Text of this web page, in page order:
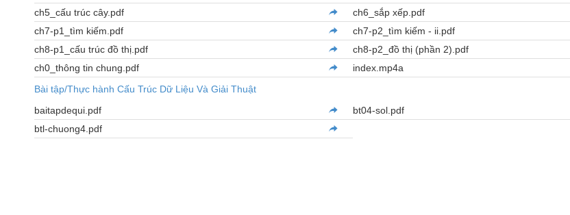
ch5_cấu trúc cây.pdf
ch6_sắp xếp.pdf
ch7-p1_tìm kiếm.pdf
ch7-p2_tìm kiếm - ii.pdf
ch8-p1_cấu trúc đồ thị.pdf
ch8-p2_đồ thị (phần 2).pdf
ch0_thông tin chung.pdf
index.mp4a
Bài tập/Thực hành Cấu Trúc Dữ Liệu Và Giải Thuật
baitapdequi.pdf
bt04-sol.pdf
btl-chuong4.pdf